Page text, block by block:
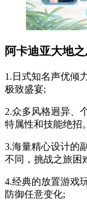
阿卡迪亚大地
1.日式知名声优倾
极致盛宴;
2.众多风格迥异、
特属性和技能绝招。
3.海量精心设计的
不同，挑战之旅困
4.经典的放置游戏
防御任意变化;